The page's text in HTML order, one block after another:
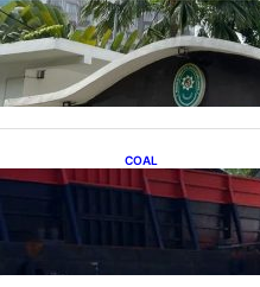
Koalisi
atas Putusan
COAL
Lelang
dari Rp 20